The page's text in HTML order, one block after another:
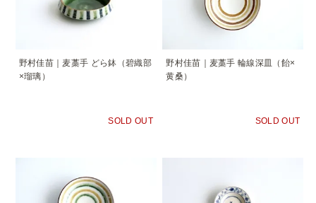
野村佳苗｜麦藁手 どら鉢（碧織部
×瑠璃）
SOLD OUT
野村佳苗｜麦藁手 輪線深皿（飴×
黄桑）
SOLD OUT